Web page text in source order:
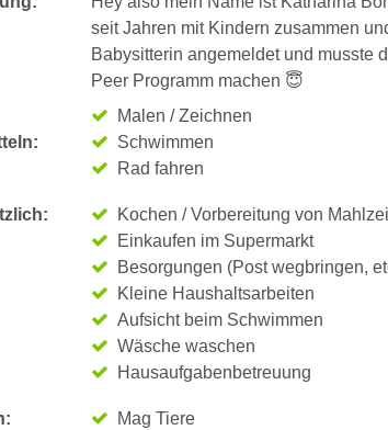
seit Jahren mit Kindern zusammen
Babysitterin angemeldet und musste
Peer Programm machen 😇
Malen / Zeichnen
Schwimmen
Rad fahren
Kochen / Vorbereitung von
Einkaufen im Supermarkt
Besorgungen (Post wegbringen,
Kleine Haushaltsarbeiten
Aufsicht beim Schwimmen
Wäsche waschen
Hausaufgabenbetreuung
Mag Tiere